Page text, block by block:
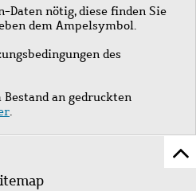
Daten nötig, diese finden Sie
dem Ampelsymbol.
des
an gedruckten
.